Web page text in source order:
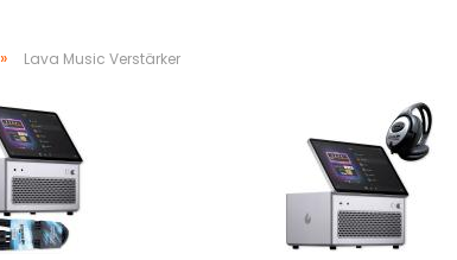
» Lava Music Verstärker